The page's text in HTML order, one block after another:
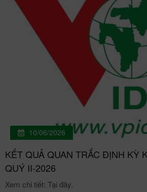
10/06/2026
KẾT QUẢ QUAN TRẮC ĐỊNH KỲ
QUÝ II-2026
Xem chi tiết: Tại đây.